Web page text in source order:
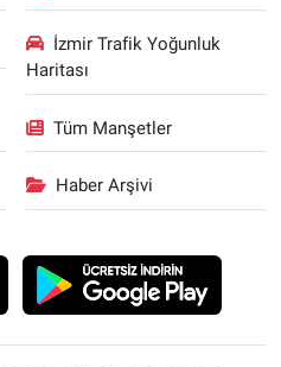
İzmir Trafik Yoğunluk
Haritası
Tüm Manşetler
Haber Arşivi